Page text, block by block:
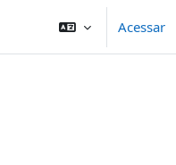
Acessar